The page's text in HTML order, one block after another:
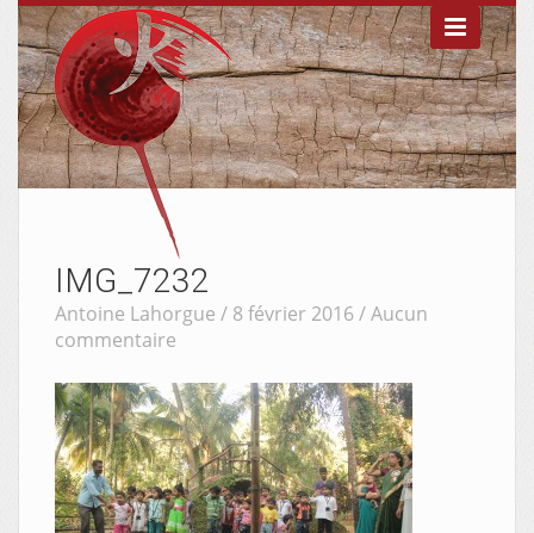

IMG_7232
Antoine Lahorgue / 8 février 2016 /Aucun
commentaire